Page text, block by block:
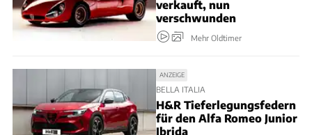
verkauft, nun
verschwunden
Mehr Oldtimer
ANZEIGE
BELLA ITALIA
H&R Tieferlegungsfedern
für den Alfa Romeo Junior
Ibrida